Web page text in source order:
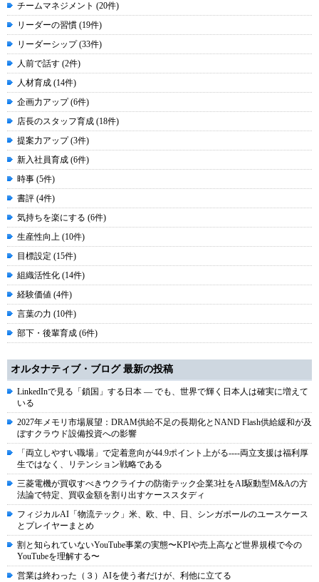
チームマネジメント (20件)
リーダーの習慣 (19件)
リーダーシップ (33件)
人前で話す (2件)
人材育成 (14件)
企画力アップ (6件)
店長のスタッフ育成 (18件)
提案力アップ (3件)
新入社員育成 (6件)
時事 (5件)
書評 (4件)
気持ちを楽にする (6件)
生産性向上 (10件)
目標設定 (15件)
組織活性化 (14件)
経験価値 (4件)
言葉の力 (10件)
部下・後輩育成 (6件)
オルタナティブ・ブログ 最新の投稿
LinkedInで見る「鎖国」する日本 ― でも、世界で輝く日本人は確実に増えて
いる
2027年メモリ市場展望：DRAM供給不足の長期化とNAND Flash供給緩和が及
ぼすクラウド設備投資への影響
「両立しやすい職場」で定着意向が44.9ポイント上がる----両立支援は福利厚
生ではなく、リテンション戦略である
三菱電機が買収すべきウクライナの防衛テック企業3社をAI駆動型M&Aの方
法論で特定、買収金額を割り出すケーススタディ
フィジカルAI「物流テック」米、欧、中、日、シンガポールのユースケース
とプレイヤーまとめ
割と知られていないYouTube事業の実態〜KPIや売上高など世界規模で今の
YouTubeを理解する〜
営業は終わった（３）AIを使う者だけが、利他に立てる